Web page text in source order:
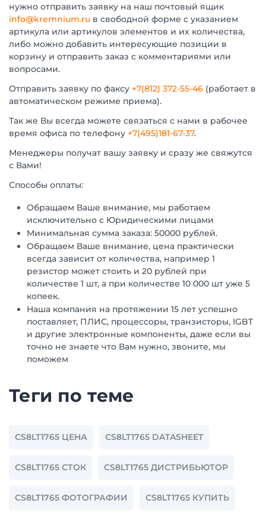
нужно отправить заявку на наш почтовый ящик
info@kremnium.ru в свободной форме с указанием
артикула или артикулов элементов и их количества,
либо можно добавить интересующие позиции в
корзину и отправить заказ с комментариями или
вопросами.
Отправить заявку по факсу +7(812) 372-55-46 (работает в
автоматическом режиме приема).
Так же Вы всегда можете связаться с нами в рабочее
время офиса по телефону +7(495)181-67-37.
Менеджеры получат вашу заявку и сразу же свяжутся
с Вами!
Способы оплаты:
Обращаем Ваше внимание, мы работаем
исключительно с Юридическими лицами
Минимальная сумма заказа: 50000 рублей.
Обращаем Ваше внимание, цена практически
всегда зависит от количества, например 1
резистор может стоить и 20 рублей при
количестве 1 шт, а при количестве 10 000 шт уже 5
копеек.
Наша компания на протяжении 15 лет успешно
поставляет, ПЛИС, процессоры, транзисторы, IGBT
и другие электронные компоненты, даже если вы
точно не знаете что Вам нужно, звоните, мы
поможем
Теги по теме
CS8LT1765 ЦЕНА CS8LT1765 DATASHEET
CS8LT1765 СТОК CS8LT1765 ДИСТРИБЬЮТОР
CS8LT1765 ФОТОГРАФИИ CS8LT1765 КУПИТЬ